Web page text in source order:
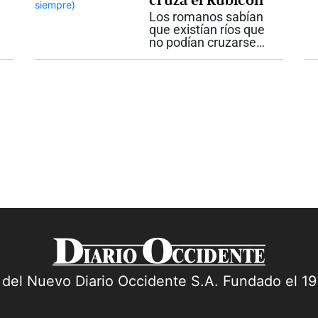
las...
Los romanos sabían
que existían ríos que
no podían cruzarse
Nuevo Diario Occidente S.A. Fundado el